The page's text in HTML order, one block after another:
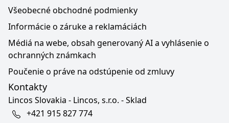
Všeobecné obchodné podmienky
Informácie o záruke a reklamáciách
Médiá na webe, obsah generovaný AI a vyhlásenie o
ochranných známkach
Poučenie o práve na odstúpenie od zmluvy
Kontakty
Lincos Slovakia - Lincos, s.r.o. - Sklad
+421 915 827 774